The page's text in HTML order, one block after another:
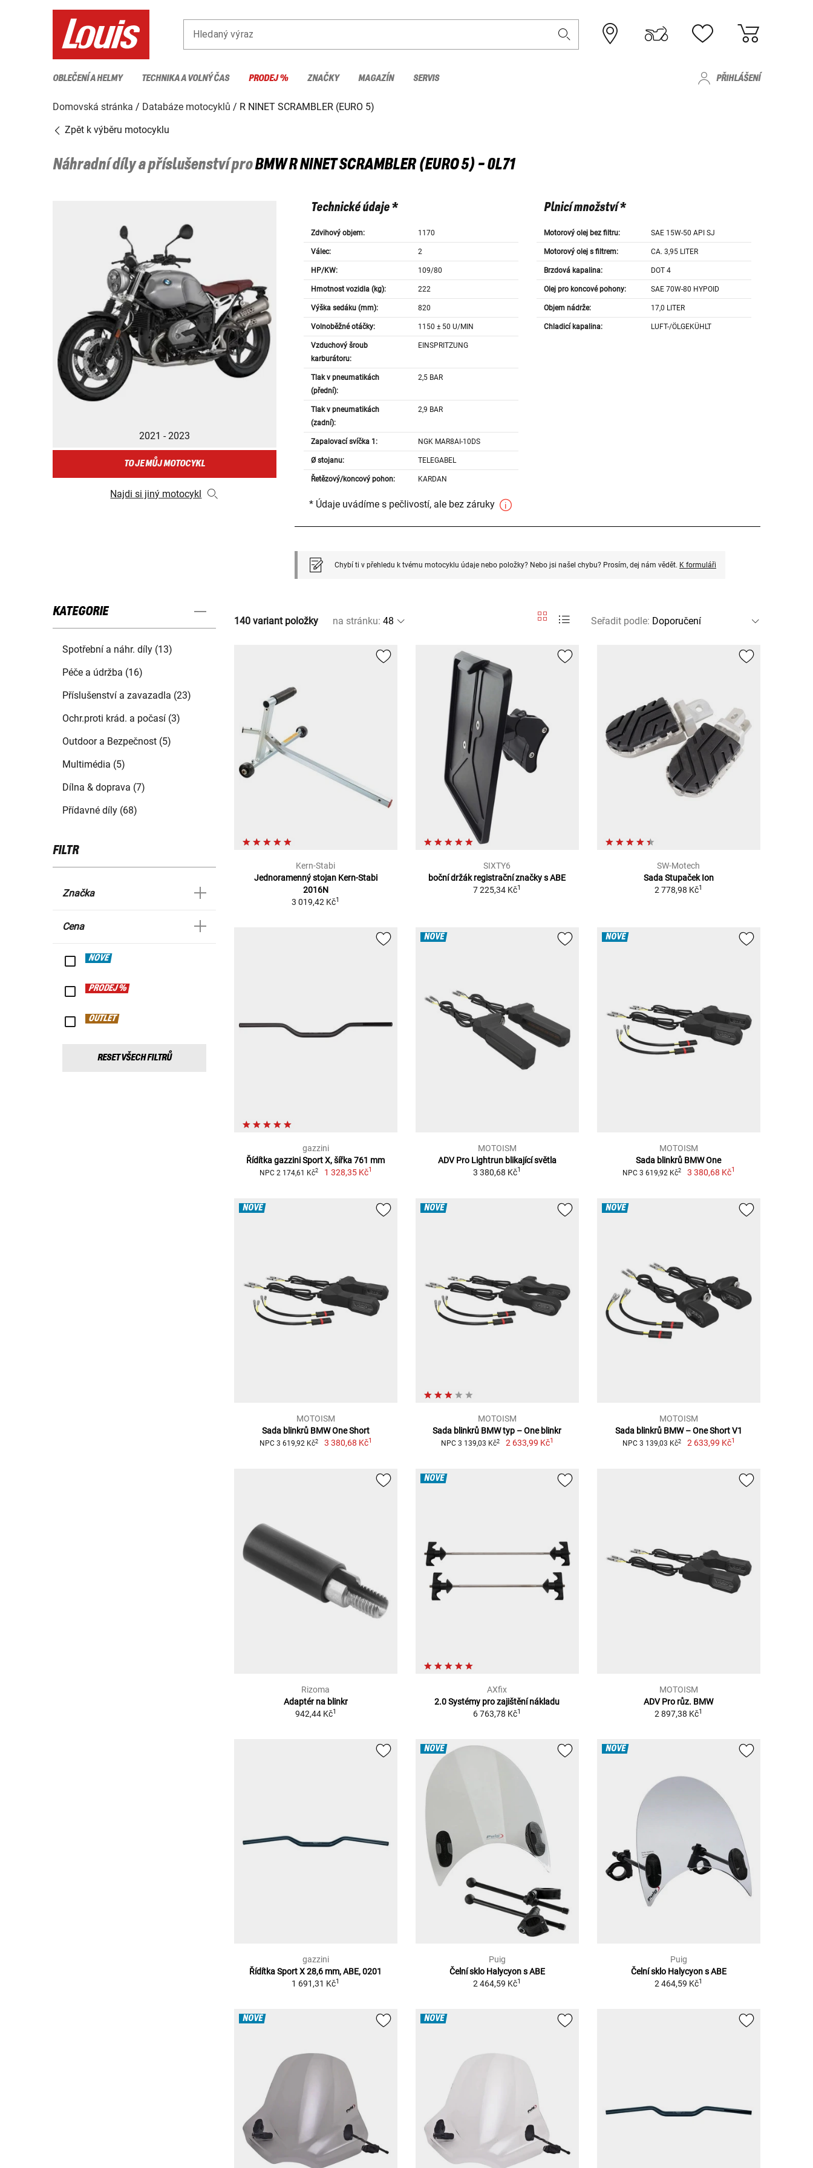
Hledaný výraz
OBLEČENÍ A HELMY TECHNIKA A VOLNÝ ČAS PRODEJ % ZNAČKY MAGAZÍN SERVIS PŘIHLÁŠENÍ
Domovská stránka Databáze motocyklů
R NINET SCRAMBLER (EURO 5)
Zpět k výběru motocyklu
Náhradní díly a příslušenství proBMWR NINET SCRAMBLER (EURO 5) - 0L71
2021 - 2023
TO JE MŮJ MOTOCYKL
Najdi si jiný motocykl
Technické údaje *
Zdvihový objem: 1170
Válec: 2
HP/KW: 109/80
Hmotnost vozidla (kg): 222
Výška sedáku (mm): 820
Volnoběžné otáčky: 1150 ± 50 U/MIN
Vzduchový šroub
karburátoru:
EINSPRITZUNG
Tlak v pneumatikách
(přední):
2,5 BAR
Tlak v pneumatikách
(zadní):
2,9 BAR
Zapalovací svíčka 1: NGK MAR8AI-10DS
Ø stojanu: TELEGABEL
Řetězový/koncový pohon: KARDAN
Plnicí množství *
Motorový olej bez filtru: SAE 15W-50 API SJ
Motorový olej s filtrem: CA. 3,95 LITER
Brzdová kapalina: DOT 4
Olej pro koncové pohony: SAE 70W-80 HYPOID
Objem nádrže: 17,0 LITER
Chladicí kapalina: LUFT-/ÖLGEKÜHLT
* Údaje uvádíme s pečlivostí, ale bez záruky
Chybí ti v přehledu k tvému motocyklu údaje nebo položky? Nebo jsi našel chybu? Prosím, dej nám vědět. K formuláři
KATEGORIE
Spotřební a náhr. díly (13)
Péče a údržba (16)
Příslušenství a zavazadla (23)
Ochr.proti krád. a počasí (3)
Outdoor a Bezpečnost (5)
Multimédia (5)
Dílna & doprava (7)
Přídavné díly (68)
FILTR
Značka
Cena
NOVÉ
PRODEJ %
OUTLET
RESET VŠECH FILTRŮ
140 variant položky na stránku: Seřadit podle:
Kern-Stabi
Jednoramenný stojan Kern-Stabi
2016N
3 019,42 Kč1
SIXTY6
boční držák registrační značky s ABE
7 225,34 Kč1
SW-Motech
Sada Stupaček Ion
2 778,98 Kč1
gazzini
Řídítka gazzini Sport X, šířka 761 mm
NPC 2 174,61 Kč2 1 328,35 Kč1
NOVÉ
MOTOISM
ADV Pro Lightrun blikající světla
3 380,68 Kč1
NOVÉ
MOTOISM
Sada blinkrů BMW One
NPC 3 619,92 Kč2 3 380,68 Kč1
NOVÉ
MOTOISM
Sada blinkrů BMW One Short
NPC 3 619,92 Kč2 3 380,68 Kč1
NOVÉ
MOTOISM
Sada blinkrů BMW typ – One blinkr
NPC 3 139,03 Kč2 2 633,99 Kč1
NOVÉ
MOTOISM
Sada blinkrů BMW – One Short V1
NPC 3 139,03 Kč2 2 633,99 Kč1
Rizoma
Adaptér na blinkr
942,44 Kč1
NOVÉ
AXfix
2.0 Systémy pro zajištění nákladu
6 763,78 Kč1
MOTOISM
ADV Pro růz. BMW
2 897,38 Kč1
gazzini
Řídítka Sport X 28,6 mm, ABE, 0201
1 691,31 Kč1
NOVÉ
Puig
Čelní sklo Halycyon s ABE
2 464,59 Kč1
NOVÉ
Puig
Čelní sklo Halycyon s ABE
2 464,59 Kč1
NOVÉ NOVÉ